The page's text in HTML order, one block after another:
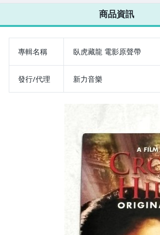
灣紙盒版專輯
台灣版 32首歌
宣傳單曲 2-CD
LaLaLa 現代派
台灣版 錄音帶
卡帶 附歌詞 回
函卡 抽獎卡
商品資訊
專輯名稱 臥虎藏龍 電影原聲帶
發行/代理 新力音樂